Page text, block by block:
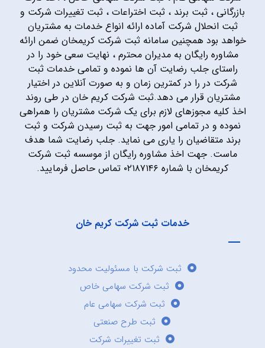
بازرگانی ، ثبت برند ، ثبت اختراعات ، ثبت تغییرات شرکت و
ثبت انحلال شرکت آماده ارائه انواع خدمات به مشتریان
خواهد بود همچنین سامانه ثبت شرکت کریمخان ضمن ارائه
مشاوره رایگان به مدیران محترم ، نهایت سعی خود را در
راستای جلب رضایت آن ها نموده و تمامی خدمات ثبت
شرکت در را در کمترین زمان و به صورت آنلاین در اختیار
مشتریان قرار می دهد.ثبت شرکت کریم خان در طی روند
اخذ کلیه مجوزهای لازم برای یک شرکت مشتریان را همراهی
نموده و در تمامی امور جهت به ثبت رسیدن شرکت و ثبت
برند متقاضیان را یاری می نماید. جلب رضایت شما هدف
ماست. جهت اخذ مشاوره رایگان از موسسه ثبت شرکت
کریمخان با شماره ۰۲۱۸۷۱۴۶ تماس حاصل فرمایید.
خدمات ثبت شرکت کریم خان
ثبت شرکت با مسئولیت محدود
ثبت شرکت سهامی خاص
ثبت شرکت سهامی عام
ثبت طرح صنعتی
ثبت تغییرات شرکت